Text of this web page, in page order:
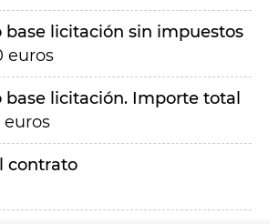
base licitación sin impuestos
euros
base licitación. Importe total
euros
contrato